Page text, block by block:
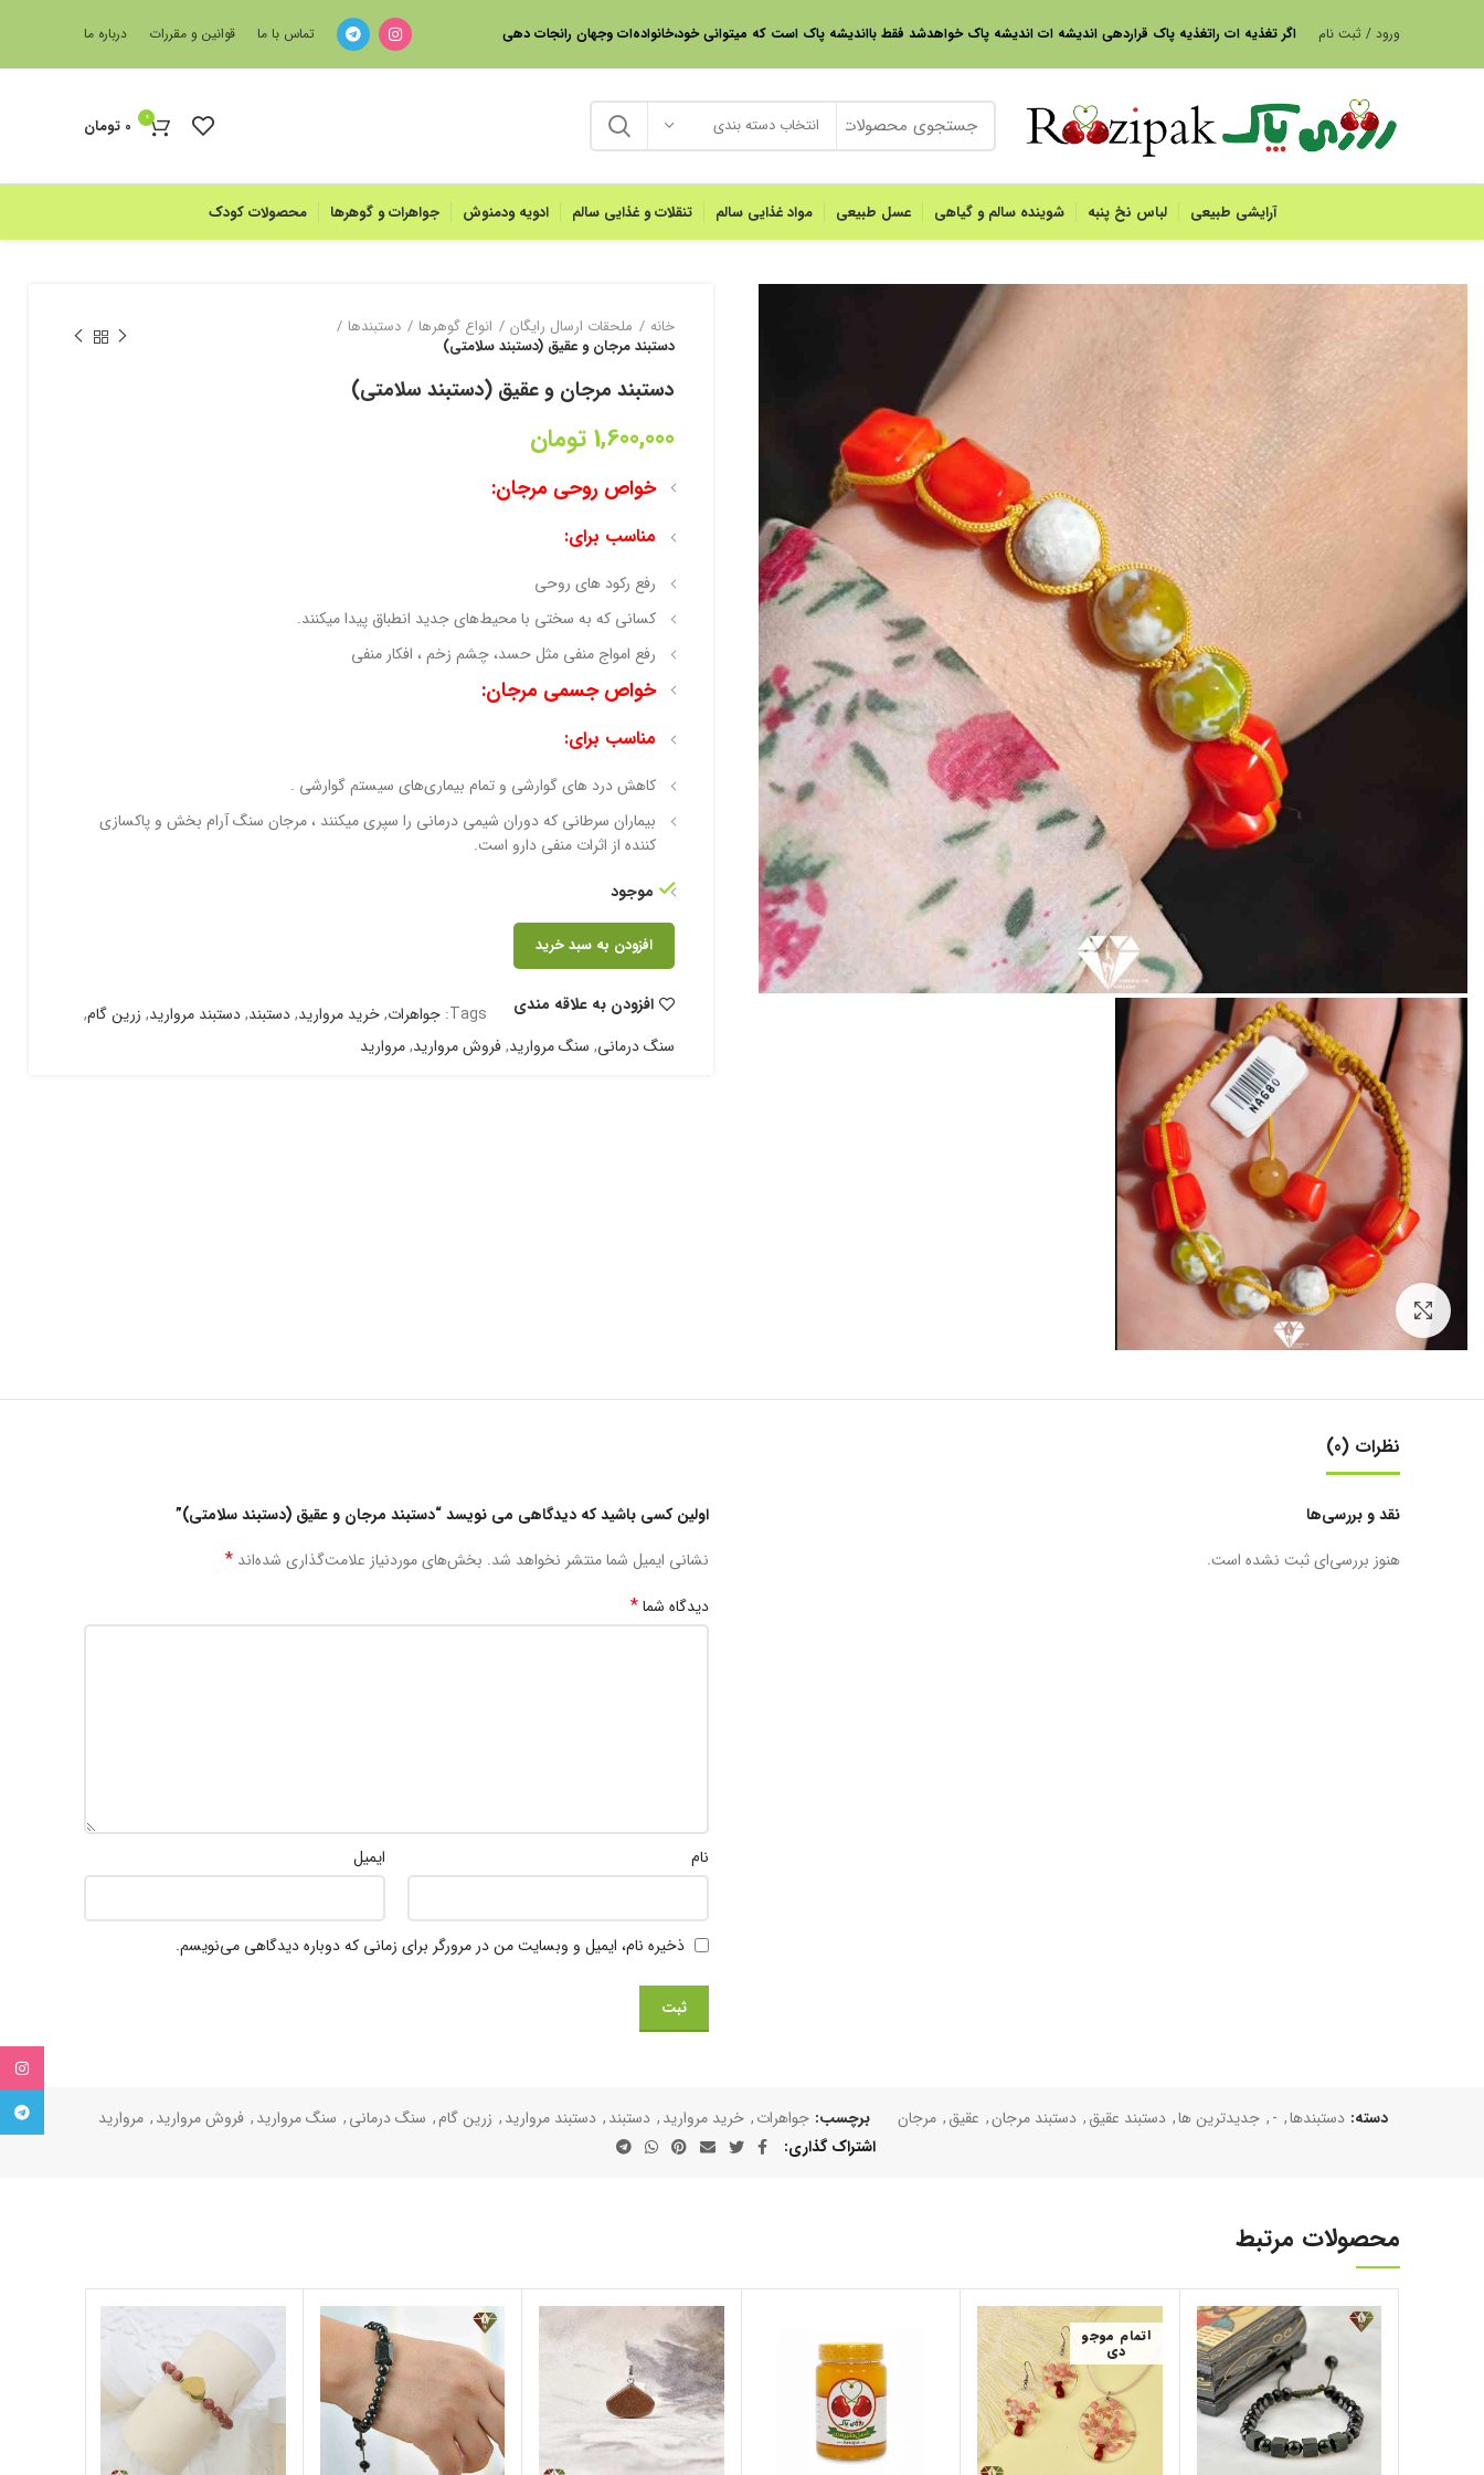
ورود / ثبت نام اگر تغذیه ات راتغذیه پاک قراردهی اندیشه ات اندیشه پاک خواهدشد فقط بااندیشه پاک است که میتوانی خود،خانواده‌ات وجهان رانجات دهی تماس با ما قوانین و مقررات درباره ما
انتخاب دسته بندی 0
0 تومان
آرایشی طبیعی لباس نخ پنبه شوینده سالم و گیاهی عسل طبیعی مواد غذایی سالم تنقلات و غذایی سالم ادویه ودمنوش جواهرات و گوهرها محصولات کودک
بزرگنمایی تصویر
خانه ملحقات ارسال رایگان انواع گوهرها
دستبند‌ها
دستبند مرجان و عقیق (دستبند سلامتی)
دستبند مرجان و عقیق (دستبند سلامتی)
1,600,000 تومان
خواص روحی مرجان:
مناسب برای:
رفع رکود های روحی
کسانی که به سختی با محیط‌های جدید انطباق پیدا میکنند.
رفع امواج منفی مثل حسد، چشم زخم ، افکار منفی
خواص جسمی مرجان:
مناسب برای:
کاهش درد های گوارشی و تمام بیماری‌های سیستم گوارشی .
بیماران سرطانی که دوران شیمی درمانی را سپری میکنند ، مرجان سنگ آرام بخش و پاکسازی
کننده از اثرات منفی دارو است.
موجود
افزودن به سبد خرید
افزودن به علاقه مندی Tags: جواهرات,خرید مروارید,دستبند,دستبند مروارید, زرین گام,
سنگ درمانی, سنگ مروارید,فروش مروارید,مروارید
نظرات (0)
نقد و بررسی‌ها
هنوز بررسی‌ای ثبت نشده است.
اولین کسی باشید که دیدگاهی می نویسد “دستبند مرجان و عقیق (دستبند سلامتی)”
نشانی ایمیل شما منتشر نخواهد شد. بخش‌های موردنیاز علامت‌گذاری شده‌اند *
دیدگاه شما*
نام ایمیل
ذخیره نام، ایمیل و وبسایت من در مرورگر برای زمانی که دوباره دیدگاهی می‌نویسم.
دسته: دستبند‌ها,
-
, جدیدترین ها, دستبند عقیق, دستبند مرجان, عقیق, مرجان برچسب: جواهرات, خرید مروارید, دستبند, دستبند مروارید, زرین گام, سنگ درمانی, سنگ مروارید, فروش مروارید, مروارید
اشتراک گذاری
محصولات مرتبط
اتمام موجو
دی